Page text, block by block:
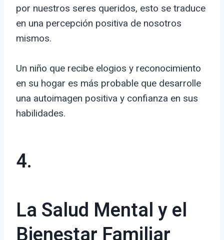
por nuestros seres queridos, esto se traduce
en una percepción positiva de nosotros
mismos.
Un niño que recibe elogios y reconocimiento
en su hogar es más probable que desarrolle
una autoimagen positiva y confianza en sus
habilidades.
4.
La Salud Mental y el